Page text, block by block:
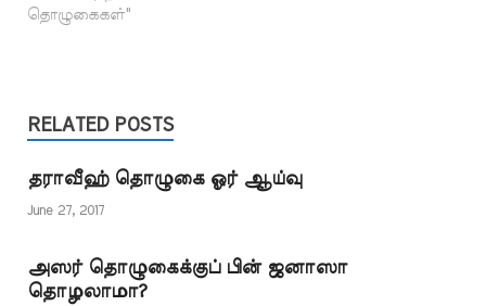
நபிகள் நாயகம் (ஸல்)
(ஸல்) அவர்கள் ஒரு
அடிப்படையில் சுப்ஹு
தொழுகை நடந்து
கொண்டிருக்கும் போது
முன் சுன்னத்தைத்
தொழுது விட்டு
கொள்ளலாமா? பதில் :
நீங்கள் சுட்டிக்காட்டும்
இரு ஹதீஸ்கள்
தொழுகைகள்"
RELATED POSTS
தராவீஹ் தொழுகை ஓர் ஆய்வு
June 27, 2017
அஸர் தொழுகைக்குப் பின் ஜனாஸா
தொழலாமா?